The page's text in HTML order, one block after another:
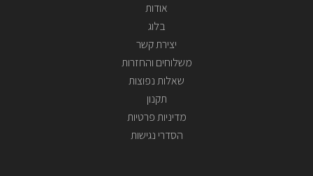
אודות
בלוג
יצירת קשר
משלוחים והחזרות
שאלות נפוצות
תקנון
מדיניות פרטיות
הסדרי נגישות